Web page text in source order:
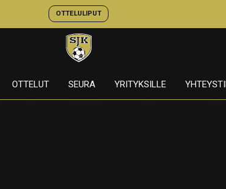
OTTELULIPUT
OTTELUT SEURA YRITYKSILLE